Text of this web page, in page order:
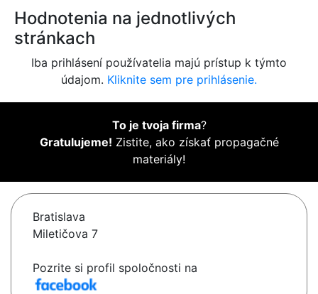
Hodnotenia na jednotlivých
stránkach
Iba prihlásení používatelia majú prístup k týmto
údajom. Kliknite sem pre prihlásenie.
To je tvoja firma?
Gratulujeme! Zistite, ako získať propagačné
materiály!
Bratislava
Miletičova 7
Pozrite si profil spoločnosti na